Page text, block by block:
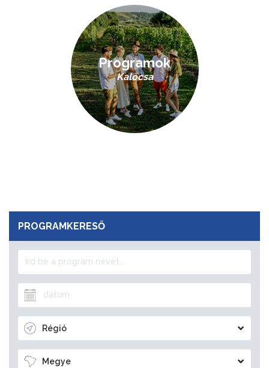
Programok
Kalocsa
PROGRAMKERESŐ
Régió
Megye